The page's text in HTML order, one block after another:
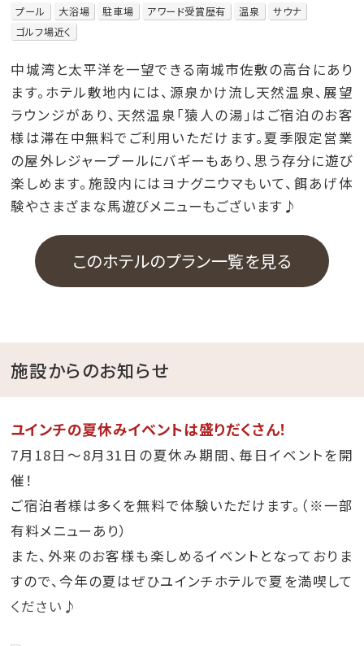
プール 大浴場 駐車場 アワード受賞歴有 温泉
サウナ
ゴルフ場近く
中城湾と太平洋を一望できる南城市佐敷の高台にあり
ます。ホテル敷地内には、源泉かけ流し天然温泉、展望
ラウンジがあり、天然温泉「猿人の湯」はご宿泊のお客
様は滞在中無料でご利用いただけます。夏季限定営業
の屋外レジャープールにバギーもあり、思う存分に遊び
楽しめます。施設内にはヨナグニウマもいて、餌あげ体
験やさまざまな馬遊びメニューもございます♪
このホテルのプラン一覧を見る
施設からのお知らせ
ユインチの夏休みイベントは盛りだくさん！
7月18日～8月31日の夏休み期間、毎日イベントを開
催！
ご宿泊者様は多くを無料で体験いただけます。（※一部
有料メニューあり）
また、外来のお客様も楽しめるイベントとなっておりま
すので、今年の夏はぜひユインチホテルで夏を満喫して
ください♪